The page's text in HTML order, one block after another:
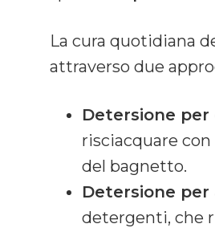
La cura quotidiana
attraverso due
Detersione
risciacquare
del bagnetto.
Detersione
detergenti, che